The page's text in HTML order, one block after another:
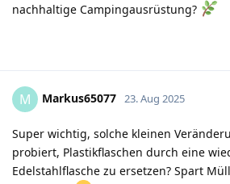
nachhaltige Campingausrüstung?
M Markus65077 23. Aug 2025
Super wichtig, solche kleinen
probiert, Plastikflaschen durch eine
Edelstahlflasche zu ersetzen? Spart